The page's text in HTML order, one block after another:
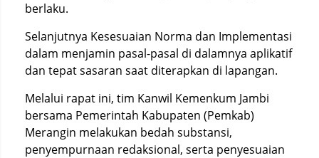
berlaku.
Selanjutnya Kesesuaian Norma dan Implementasi
dalam menjamin pasal-pasal di dalamnya aplikatif
dan tepat sasaran saat diterapkan di lapangan.
Melalui rapat ini, tim Kanwil Kemenkum Jambi
bersama Pemerintah Kabupaten (Pemkab)
Merangin melakukan bedah substansi,
penyempurnaan redaksional, serta penyesuaian